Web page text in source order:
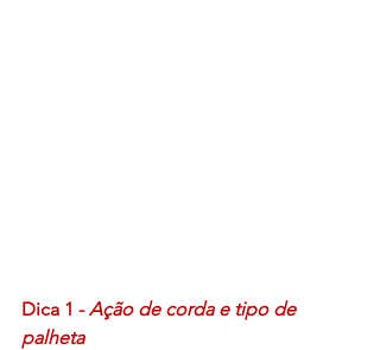
Dica 1 - Ação de corda e tipo de
palheta